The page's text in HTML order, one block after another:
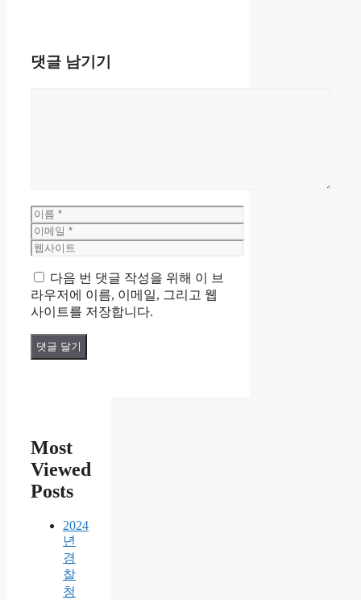
댓글 남기기
이
름
이
메
웹
이
트
다음 번 댓글 작성을 위해 이 브
라우저에 이름, 이메일, 그리고 웹
사이트를 저장합니다.
Most
Viewed
Posts
2024
년
경
찰
청